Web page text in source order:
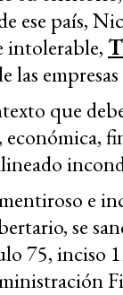
ese país,
intolerable,
las
que
e
se
75, inciso